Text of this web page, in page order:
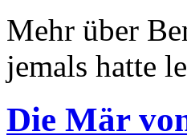
Mehr über
jemals hatte
Die Mär